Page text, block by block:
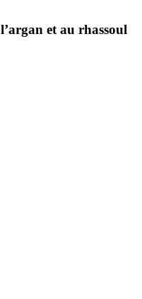
et au rhassoul